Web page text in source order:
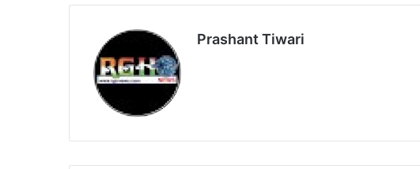
Prashant Tiwari